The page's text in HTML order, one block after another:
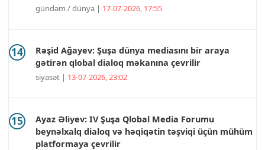
gündəm / dünya | 17-07-2026, 17:55
Rəşid Ağayev: Şuşa dünya mediasını bir araya
gətirən qlobal dialoq məkanına çevrilir
siyasət | 13-07-2026, 23:02
Ayaz Əliyev: IV Şuşa Qlobal Media Forumu
beynəlxalq dialoq və həqiqətin təşviqi üçün mühüm
platformaya çevrilir